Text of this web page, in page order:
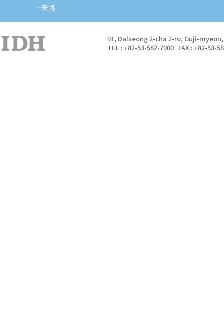
来路
91, Dalseong 2-cha 2-ro, Guji-
TEL : +82-53-582-7900 FAX : +82-